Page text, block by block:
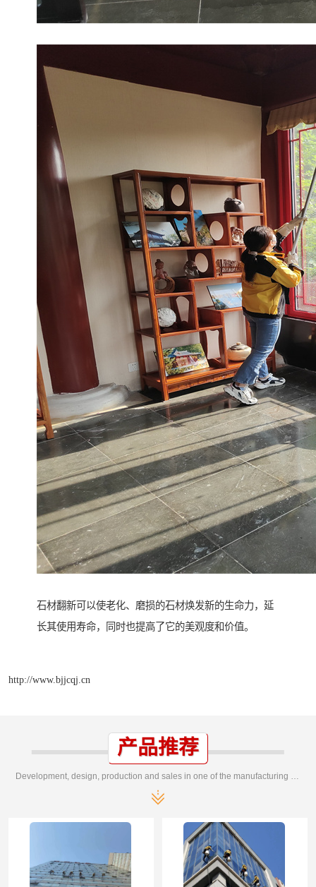
石材翻新可以使老化、磨损的石材焕发新的生命力，延
长其使用寿命，同时也提高了它的美观度和价值。
http://www.bjjcqj.cn
产品推荐